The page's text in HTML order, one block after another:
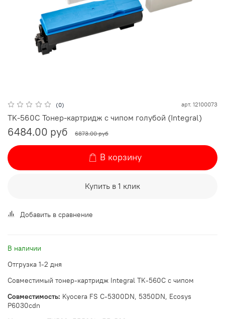
(0) арт. 12100073
TK-560C Тонер-картридж с чипом голубой (Integral)
6484.00 руб 6873.00 руб
В корзину
Купить в 1 клик
Добавить в сравнение
В наличии
Отгрузка 1-2 дня
Совместимый тонер-картридж Integral TK-560C с чипом
Совместимость: Kyocera FS C-5300DN, 5350DN, Ecosys
P6030cdn